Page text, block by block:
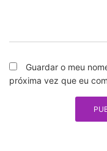
Guardar o meu
próxima vez que eu